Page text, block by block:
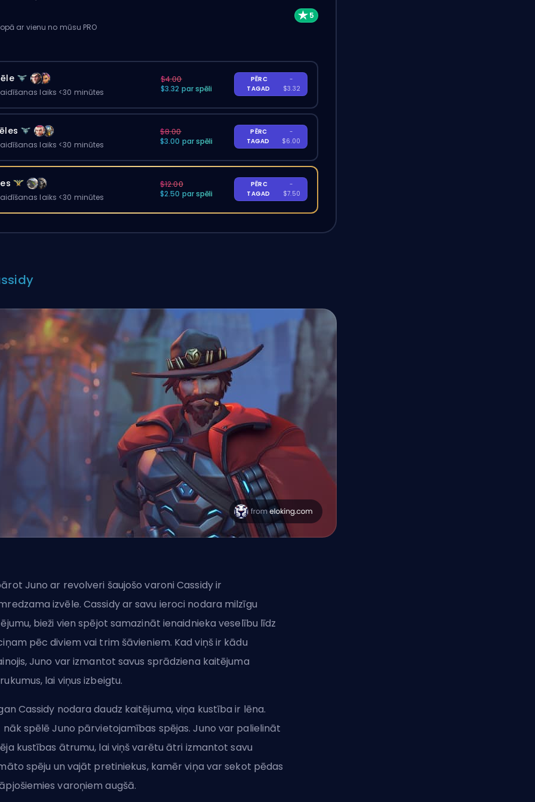
ar vienu no mūsu PRO
laiks <30 minūtes
$4.00
$3.32 par spēli
PĒRC
TAGAD
-
$3.32
laiks <30 minūtes
$8.00
$3.00 par spēli
PĒRC
TAGAD
-
$6.00
laiks <30 minūtes
$12.00
$2.50 par spēli
PĒRC
TAGAD
-
$7.50
Juno ar revolveri šaujošo varoni Cassidy ir
izvēle. Cassidy ar savu ieroci nodara milzīgu
bieži vien spējot samazināt ienaidnieka veselību līdz
pēc diviem vai trim šāvieniem. Kad viņš ir kādu
Juno var izmantot savus sprādziena kaitējuma
lai viņus izbeigtu.
Cassidy nodara daudz kaitējuma, viņa kustība ir lēna.
nāk spēlē Juno pārvietojamības spējas. Juno var palielināt
kustības ātrumu, lai viņš varētu ātri izmantot savu
spēju un vajāt pretiniekus, kamēr viņa var sekot pēdas
varoņiem augšā.